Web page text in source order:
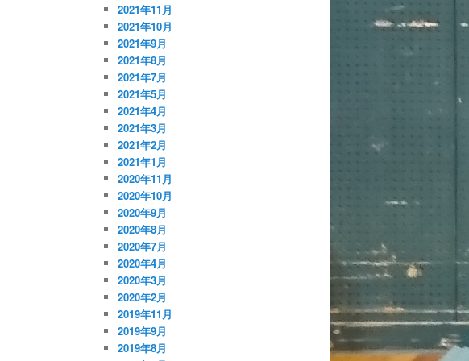
2021年11月
2021年10月
2021年9月
2021年8月
2021年7月
2021年5月
2021年4月
2021年3月
2021年2月
2021年1月
2020年11月
2020年10月
2020年9月
2020年8月
2020年7月
2020年4月
2020年3月
2020年2月
2019年11月
2019年9月
2019年8月